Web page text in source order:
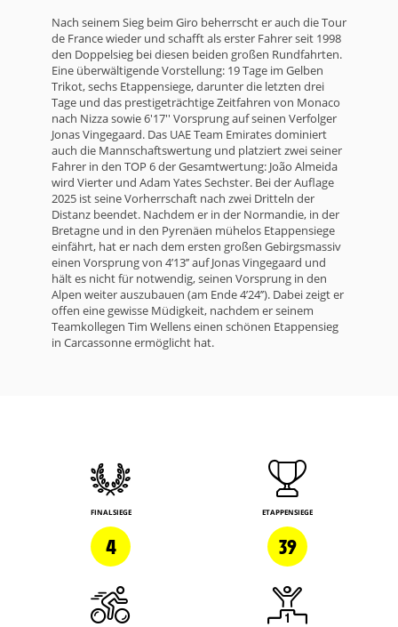
Nach seinem Sieg beim Giro beherrscht er auch die Tour
de France wieder und schafft als erster Fahrer seit 1998
den Doppelsieg bei diesen beiden großen Rundfahrten.
Eine überwältigende Vorstellung: 19 Tage im Gelben
Trikot, sechs Etappensiege, darunter die letzten drei
Tage und das prestigeträchtige Zeitfahren von Monaco
nach Nizza sowie 6'17'' Vorsprung auf seinen Verfolger
Jonas Vingegaard. Das UAE Team Emirates dominiert
auch die Mannschaftswertung und platziert zwei seiner
Fahrer in den TOP 6 der Gesamtwertung: João Almeida
wird Vierter und Adam Yates Sechster. Bei der Auflage
2025 ist seine Vorherrschaft nach zwei Dritteln der
Distanz beendet. Nachdem er in der Normandie, in der
Bretagne und in den Pyrenäen mühelos Etappensiege
einfährt, hat er nach dem ersten großen Gebirgsmassiv
einen Vorsprung von 4’13’’ auf Jonas Vingegaard und
hält es nicht für notwendig, seinen Vorsprung in den
Alpen weiter auszubauen (am Ende 4’24’’). Dabei zeigt er
offen eine gewisse Müdigkeit, nachdem er seinem
Teamkollegen Tim Wellens einen schönen Etappensieg
in Carcassonne ermöglicht hat.
FINALSIEGE
4
ETAPPENSIEGE
39